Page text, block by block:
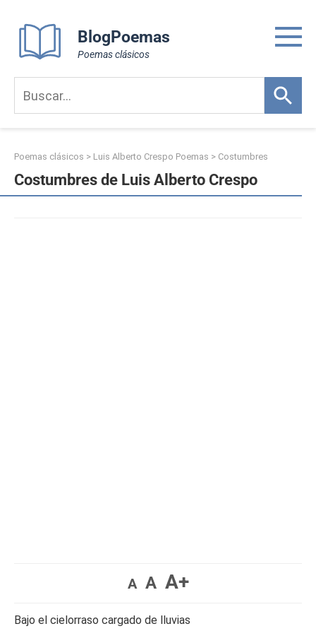
content
BlogPoemas
Poemas clásicos
Poemas clásicos > Luis Alberto Crespo Poemas > Costumbres
Costumbres de Luis Alberto Crespo
A A A+
Bajo el cielorraso cargado de lluvias